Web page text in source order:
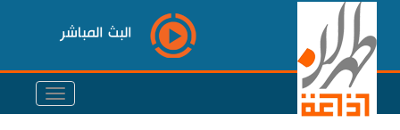
البث المباشر